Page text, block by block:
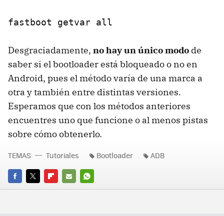
fastboot getvar all
Desgraciadamente, no hay un único modo de
saber si el bootloader está bloqueado o no en
Android, pues el método varía de una marca a
otra y también entre distintas versiones.
Esperamos que con los métodos anteriores
encuentres uno que funcione o al menos pistas
sobre cómo obtenerlo.
FACEBOOK
TWITTERFLIPBOARD
E-
WHATSAPP
TEMAS Tutoriales Bootloader ADB